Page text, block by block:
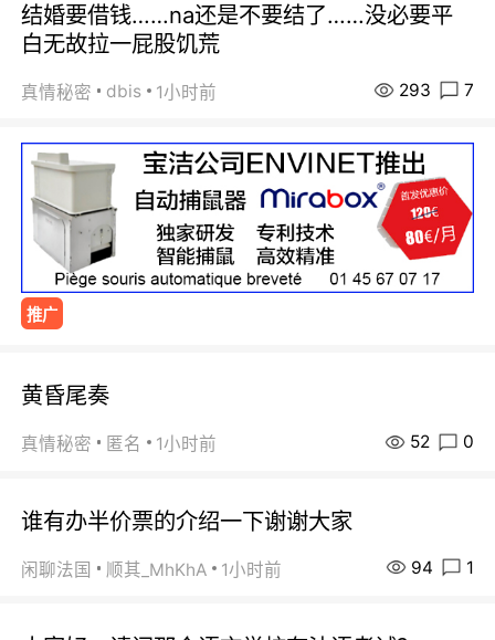
结婚要借钱……na还是不要结了……没必要平
白无故拉一屁股饥荒
真情秘密 dbis 1小时前 293 7
推广
黄昏尾奏
真情秘密 匿名 1小时前 52 0
谁有办半价票的介绍一下谢谢大家
闲聊法国 顺其_MhKhA 1小时前 94 1